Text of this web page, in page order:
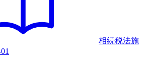
相続税法施